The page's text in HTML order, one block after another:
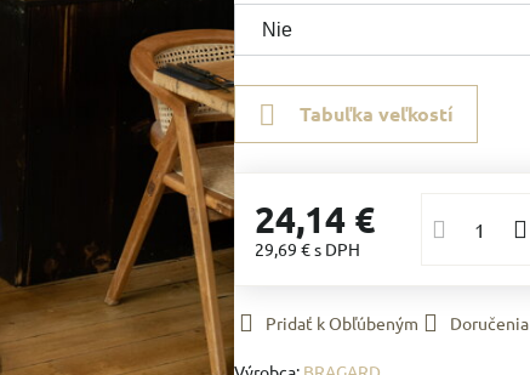
Tabuľka veľkostí
24,14 €
29,69 €s DPH
Pridať k Obľúbeným Doručenia